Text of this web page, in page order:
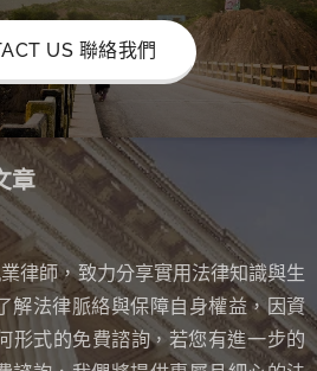
US 聯絡我們
章
律師，致力分享實用法律知識與生
解法律脈絡與保障自身權益，因資
形式的免費諮詢， 若您有進一步的